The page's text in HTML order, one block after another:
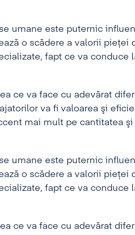
umane este puternic
o scădere a valorii pieţei
fapt ce va conduce
ce va face cu adevărat
va fi valoarea şi
mai mult pe cantitatea
umane este puternic
o scădere a valorii pieţei
fapt ce va conduce
ce va face cu adevărat